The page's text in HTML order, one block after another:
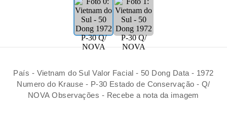
País - Vietnam do Sul Valor Facial - 50 Dong Data - 1972
Numero do Krause - P-30 Estado de Conservação - Q/
NOVA Observações - Recebe a nota da imagem